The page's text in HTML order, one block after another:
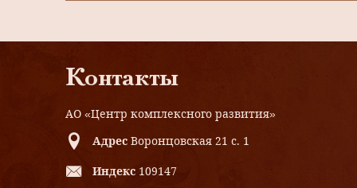
Контакты
АО «Центр комплексного развития»
Адрес Воронцовская 21 с. 1
Индекс 109147